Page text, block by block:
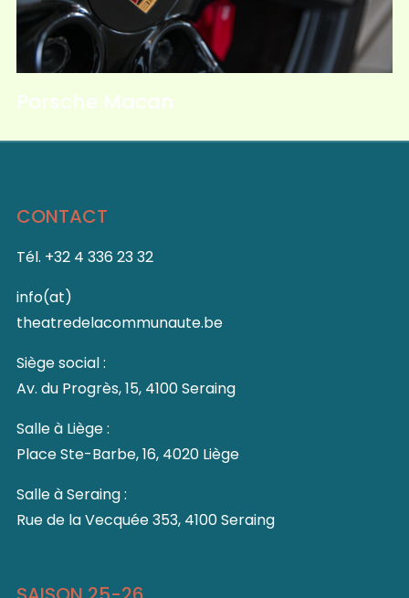
Porsche Macan
CONTACT
Tél. +32 4 336 23 32
info(at)
theatredelacommunaute.be
Siège social :
Av. du Progrès, 15, 4100 Seraing
Salle à Liège :
Place Ste-Barbe, 16, 4020 Liège
Salle à Seraing :
Rue de la Vecquée 353, 4100 Seraing